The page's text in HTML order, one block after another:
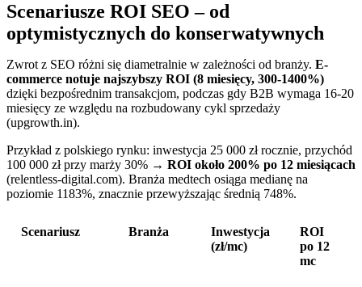
Scenariusze ROI SEO – od
optymistycznych do konserwatywnych
Zwrot z SEO różni się diametralnie w zależności od branży. E-
commerce notuje najszybszy ROI (8 miesięcy, 300-1400%)
dzięki bezpośrednim transakcjom, podczas gdy B2B wymaga 16-20
miesięcy ze względu na rozbudowany cykl sprzedaży
(upgrowth.in).
Przykład z polskiego rynku: inwestycja 25 000 zł rocznie, przychód
100 000 zł przy marży 30% → ROI około 200% po 12 miesiącach
(relentless-digital.com). Branża medtech osiąga medianę na
poziomie 1183%, znacznie przewyższając średnią 748%.
Scenariusz Branża
Inwestycja
(zł/mc)
ROI
po 12
mc